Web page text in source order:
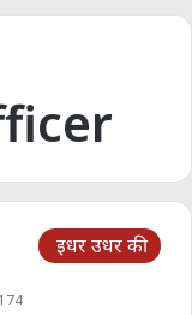
इधर उधर की
174